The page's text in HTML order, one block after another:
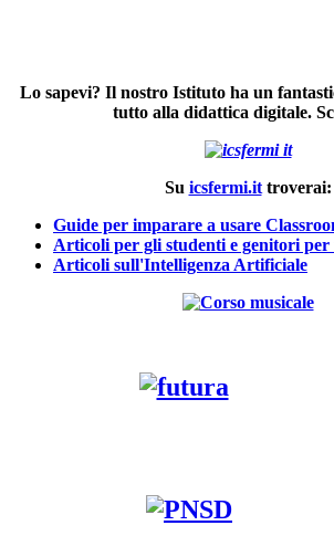
Lo sapevi? Il nostro Istituto ha un
tutto alla didattica digitale.
Su icsfermi.ittroverai:
Guide per imparare a usare
Articoli per gli studenti e genitori
Articoli sull'Intelligenza Artificiale